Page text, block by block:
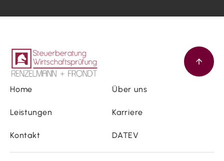
Home Über uns
Leistungen Karriere
Kontakt DATEV